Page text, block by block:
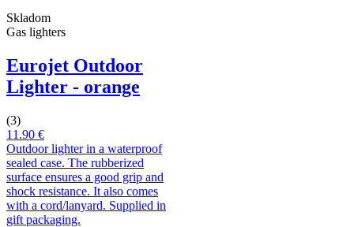
Skladom
Gas lighters
Eurojet Outdoor
Lighter - orange
(3)
11.90 €
Outdoor lighter in a waterproof
sealed case. The rubberized
surface ensures a good grip and
shock resistance. It also comes
with a cord/lanyard. Supplied in
gift packaging.